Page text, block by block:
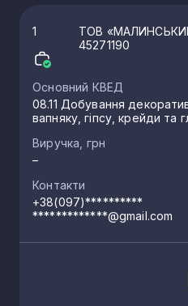
1 ТОВ
45271190
Основний КВЕД
08.11 Добування
вапняку, гіпсу, крейди та
Виручка, грн
–
Контакти
+38(097)**********
*************@gmail.com